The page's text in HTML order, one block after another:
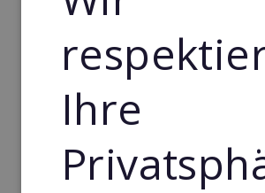
Gebäude & Haustechnik Franchise in
Handwerk Franchise in Libanon
Dienstleistungsfranchise in Libanon
Telekommunikation Franchise in
Sport Franchise in Libanon
Ihre